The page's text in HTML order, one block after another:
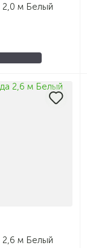
2,0 м Белый
2,6 м Белый